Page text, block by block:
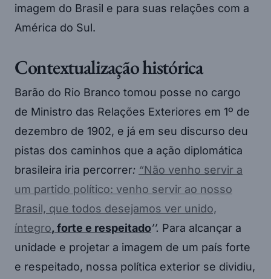
imagem do Brasil e para suas relações com a
América do Sul.
Contextualização histórica
Barão do Rio Branco tomou posse no cargo
de Ministro das Relações Exteriores em 1º de
dezembro de 1902, e já em seu discurso deu
pistas dos caminhos que a ação diplomática
brasileira iria percorrer: “Não venho servir a
um partido político: venho servir ao nosso
Brasil, que todos desejamos ver unido,
íntegro, forte e respeitado’’. Para alcançar a
unidade e projetar a imagem de um país forte
e respeitado, nossa política exterior se dividiu,